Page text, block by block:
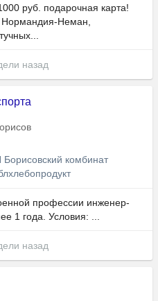
руб. подарочная карта!
Нормандия-Неман,
назад
комбинат
профессии инженер-
1 года. Условия: ...
назад